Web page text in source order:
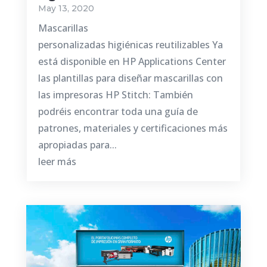
May 13, 2020
Mascarillas
personalizadas higiénicas reutilizables Ya
está disponible en HP Applications Center
las plantillas para diseñar mascarillas con
las impresoras HP Stitch: También
podréis encontrar toda una guía de
patrones, materiales y certificaciones más
apropiadas para...
leer más